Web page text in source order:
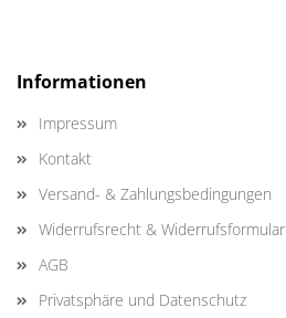
Informationen
Impressum
Kontakt
Versand- & Zahlungsbedingungen
Widerrufsrecht & Widerrufsformular
AGB
Privatsphäre und Datenschutz